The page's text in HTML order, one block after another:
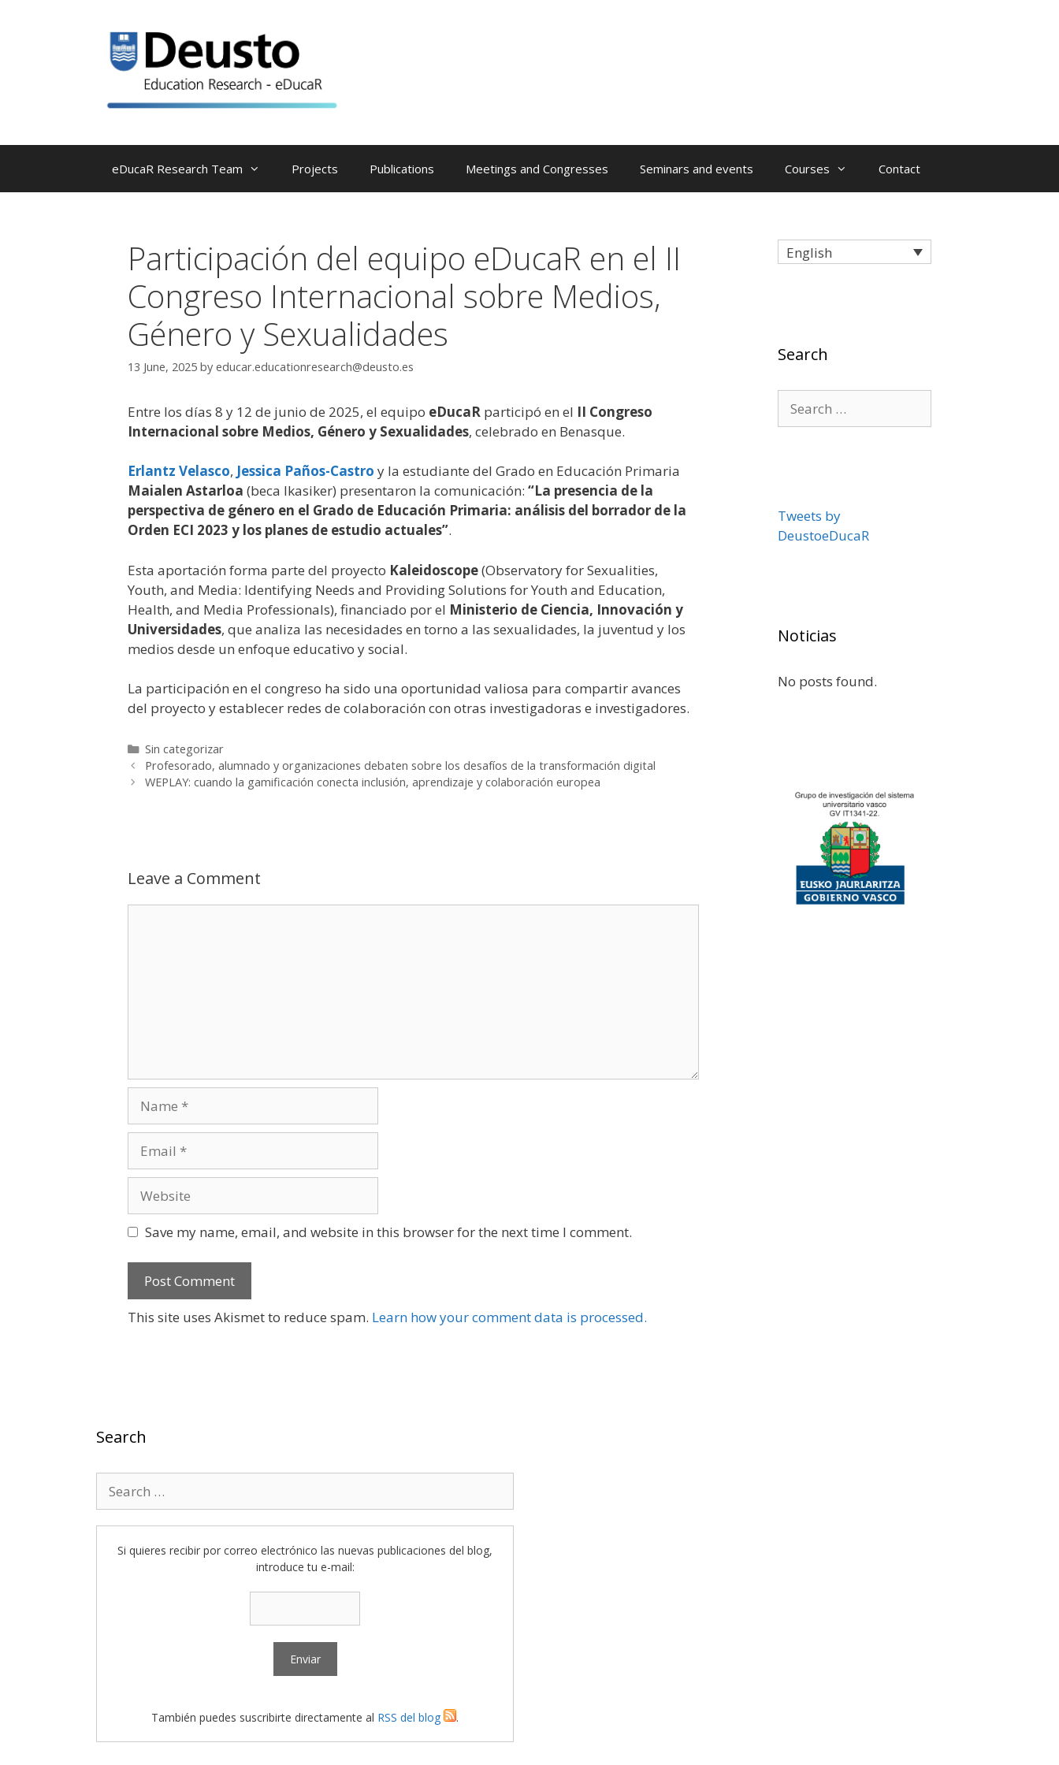
eDucaR Research Team Projects Publications Meetings and Congresses Seminars and events Courses Contact
Participación del equipo eDucaR en el II
Congreso Internacional sobre Medios,
Género y Sexualidades
13 June, 2025 by educar.educationresearch@deusto.es
Entre los días 8 y 12 de junio de 2025, el equipo eDucaR participó en el II Congreso
Internacional sobre Medios, Género y Sexualidades, celebrado en Benasque.
Erlantz Velasco, Jessica Paños-Castro y la estudiante del Grado en Educación Primaria
Maialen Astarloa (beca Ikasiker) presentaron la comunicación: “La presencia de la
perspectiva de género en el Grado de Educación Primaria: análisis del borrador de la
Orden ECI 2023 y los planes de estudio actuales”.
Esta aportación forma parte del proyecto Kaleidoscope(Observatory for Sexualities,
Youth, and Media: Identifying Needs and Providing Solutions for Youth and Education,
Health, and Media Professionals), financiado por el Ministerio de Ciencia, Innovación y
Universidades, que analiza las necesidades en torno a las sexualidades, la juventud y los
medios desde un enfoque educativo y social.
La participación en el congreso ha sido una oportunidad valiosa para compartir avances
del proyecto y establecer redes de colaboración con otras investigadoras e investigadores.
Categories
Sin categorizar
Profesorado, alumnado y organizaciones debaten sobre los desafíos de la transformación digital
WEPLAY: cuando la gamificación conecta inclusión, aprendizaje y colaboración europea
Leave a Comment
Save my name, email, and website in this browser for the next time I comment.
This site uses Akismet to reduce spam. Learn how your comment data is processed.
English
Search
for:
Tweets by
DeustoeDucaR
Noticias
No posts found.
Search
for:
Si quieres recibir por correo electrónico las nuevas publicaciones del blog,
introduce tu e-mail:
También puedes suscribirte directamente al RSS del blog .